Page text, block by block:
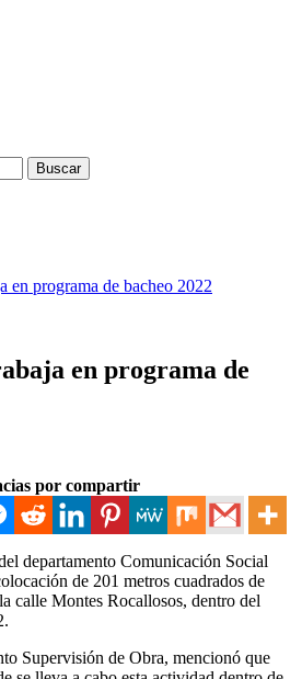
en programa de bacheo 2022
en programa de
por compartir
departamento Comunicación Social
de 201 metros cuadrados de
calle Montes Rocallosos, dentro del
Supervisión de Obra, mencionó que